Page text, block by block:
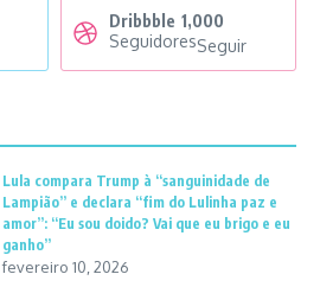
Dribbble 1,000
SeguidoresSeguir
Lula compara Trump à “sanguinidade de
Lampião” e declara “fim do Lulinha paz e
amor”: “Eu sou doido? Vai que eu brigo e eu
ganho”
fevereiro 10, 2026